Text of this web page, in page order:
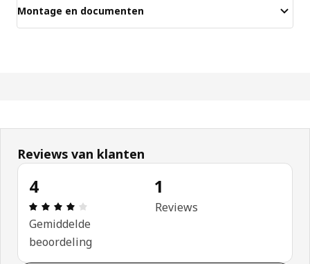
Montage en documenten
Reviews van klanten
4
Review: 4 van 5 sterren. Totaal beoordelingen: 1
Gemiddelde
beoordeling
1
Reviews